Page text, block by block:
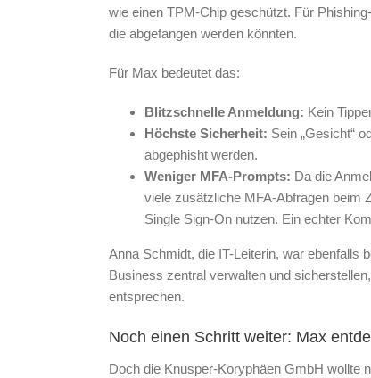
wie einen TPM-Chip geschützt. Für
die abgefangen werden könnten.
Für Max bedeutet das:
Blitzschnelle Anmeldung: Kein
Höchste Sicherheit: Sein „Gesicht“
abgephisht werden.
Weniger MFA-Prompts: Da die
viele zusätzliche MFA-Abfragen beim
Single Sign-On nutzen. Ein echter
Anna Schmidt, die IT-Leiterin, war ebenfalls
Business zentral verwalten und
entsprechen.
Noch einen Schritt weiter: Max
Doch die Knusper-Koryphäen GmbH wollte